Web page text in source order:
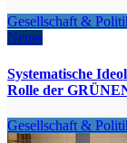
Gesellschaft &
Neuss
Systematische
Rolle der
Gesellschaft &